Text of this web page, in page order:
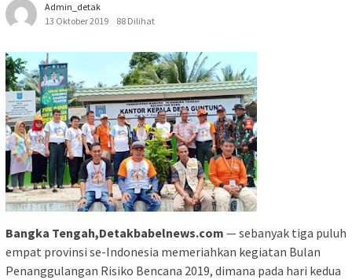
Admin_detak
13 Oktober 2019
88 Dilihat
Bangka Tengah,Detakbabelnews.com — sebanyak tiga puluh
empat provinsi se-Indonesia memeriahkan kegiatan Bulan
Penanggulangan Risiko Bencana 2019, dimana pada hari kedua